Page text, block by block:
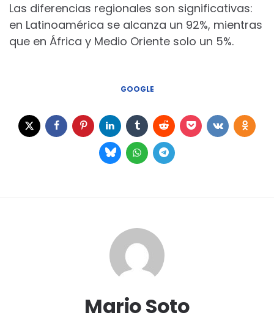
Las diferencias regionales son significativas:
en Latinoamérica se alcanza un 92%, mientras
que en África y Medio Oriente solo un 5%.
GOOGLE
Mario Soto